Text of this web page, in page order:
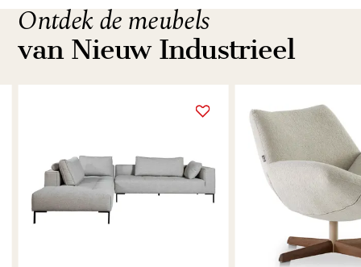
Ontdek de meubels
van Nieuw Industrieel